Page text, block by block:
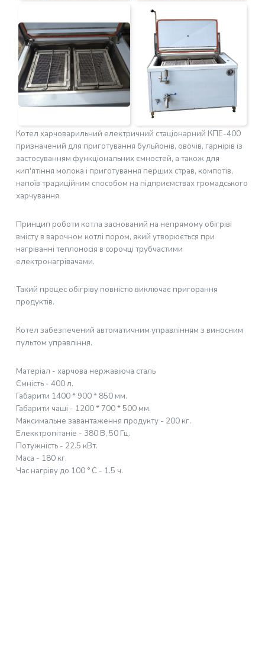
Котел харчоварильний електричний стаціонарний КПЕ-400
призначений для приготування бульйонів, овочів, гарнірів із
застосуванням функціональних ємностей, а також для
кип'ятіння молока і приготування перших страв, компотів,
напоїв традиційним способом на підприємствах громадського
харчування.
Принцип роботи котла заснований на непрямому обігріві
вмісту в варочном котлі пором, який утворюється при
нагріванні теплоносія в сорочці трубчастими
електронагрівачами.
Такий процес обігріву повністю виключає пригорання
продуктів.
Котел забезпечений автоматичним управлінням з виносним
пультом управління.
Матеріал - харчова нержавіюча сталь
Ємність - 400 л.
Габарити 1400 * 900 * 850 мм.
Габарити чаші - 1200 * 700 * 500 мм.
Максимальне завантаження продукту - 200 кг.
Елекктропітаніе - 380 В, 50 Гц.
Потужність - 22.5 кВт.
Маса - 180 кг.
Час нагріву до 100 ° С - 1.5 ч.